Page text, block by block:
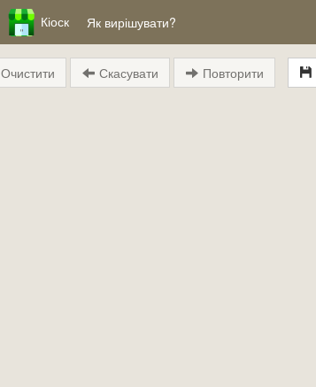
Кіоск Як вирішувати?
Очистити Скасувати Повторити